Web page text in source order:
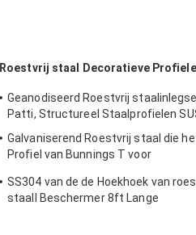
Roestvrij staal Decoratieve
Geanodiseerd Roestvrij
Patti, Structureel Staalprofielen
Galvaniserend Roestvrij staal die
Profiel van Bunnings T voor
SS304 van de de Hoekhoek van
staall Beschermer 8ft Lange